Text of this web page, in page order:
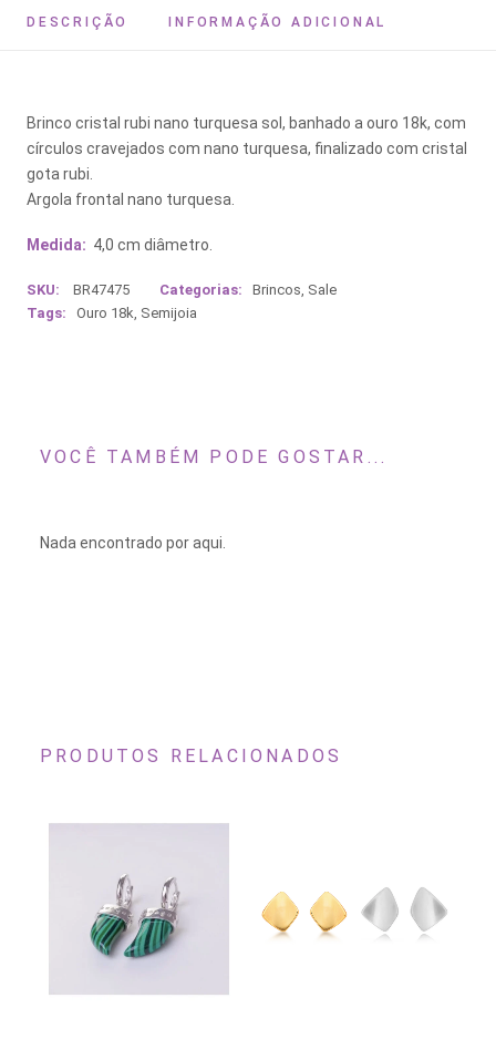
DESCRIÇÃO INFORMAÇÃO ADICIONAL
Brinco cristal rubi nano turquesa sol, banhado a ouro 18k, com
círculos cravejados com nano turquesa, finalizado com cristal
gota rubi.
Argola frontal nano turquesa.
Medida: 4,0 cm diâmetro.
SKU: BR47475 Categorias: Brincos, Sale
Tags:
Ouro 18k, Semijoia
VOCÊ TAMBÉM PODE GOSTAR...
Nada encontrado por aqui.
PRODUTOS RELACIONADOS